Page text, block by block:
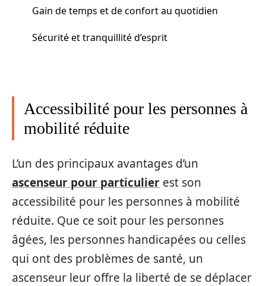
Gain de temps et de confort au quotidien
Sécurité et tranquillité d’esprit
Accessibilité pour les personnes à
mobilité réduite
L’un des principaux avantages d’un
ascenseur pour particulier est son
accessibilité pour les personnes à mobilité
réduite. Que ce soit pour les personnes
âgées, les personnes handicapées ou celles
qui ont des problèmes de santé, un
ascenseur leur offre la liberté de se déplacer